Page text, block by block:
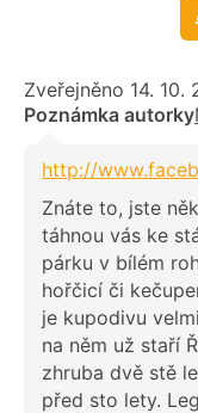
Zveřejněno 14. 10.
Poznámka autorky
http://
Znáte to, jste
táhnou vás ke
párku v bílém
hořčicí či
je kupodivu
na něm už staří
zhruba dvě stě
před sto lety.